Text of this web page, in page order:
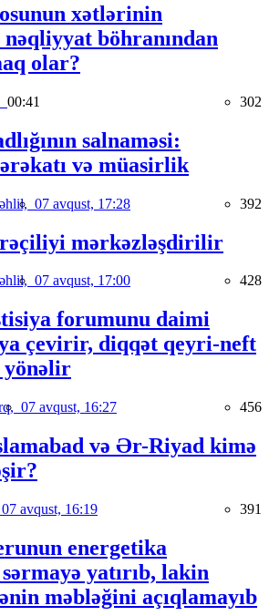
xətlərinin
nəqliyyat böhranından
olar?
00:41 302
salnaməsi:
və müasirlik
07 avqust, 17:28 392
mərkəzləşdirilir
07 avqust, 17:00 428
forumunu daimi
çevirir, diqqət qeyri-neft
yönəlir
07 avqust, 16:27 456
və Ər-Riyad kimə
07 avqust, 16:19 391
energetika
yatırıb, lakin
məbləğini açıqlamayıb